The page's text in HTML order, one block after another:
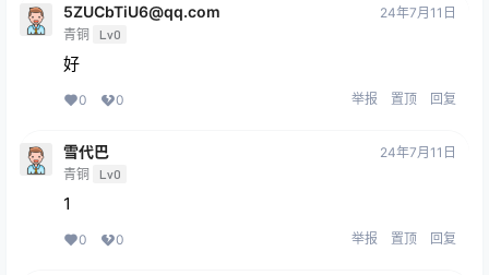
5ZUCbTiU6@qq.com
青铜 Lv0
24年7月11日
好
0 0 举报 置顶 回复
雪代巴
青铜 Lv0
24年7月11日
1
0 0 举报 置顶 回复